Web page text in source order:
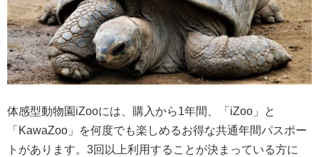
体感型動物園iZooには、購入から1年間、「iZoo」と
「KawaZoo」を何度でも楽しめるお得な共通年間パスポー
トがあります。3回以上利用することが決まっている方に